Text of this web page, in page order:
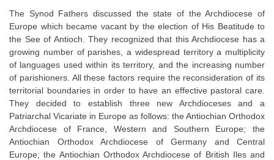
The Synod Fathers discussed the state of the Archdiocese of
Europe which became vacant by the election of His Beatitude to
the See of Antioch. They recognized that this Archdiocese has a
growing number of parishes, a widespread territory a multiplicity
of languages used within its territory, and the increasing number
of parishioners. All these factors require the reconsideration of its
territorial boundaries in order to have an effective pastoral care.
They decided to establish three new Archdioceses and a
Patriarchal Vicariate in Europe as follows: the Antiochian Orthodox
Archdiocese of France, Western and Southern Europe; the
Antiochian Orthodox Archdiocese of Germany and Central
Europe; the Antiochian Orthodox Archdiocese of British Iles and